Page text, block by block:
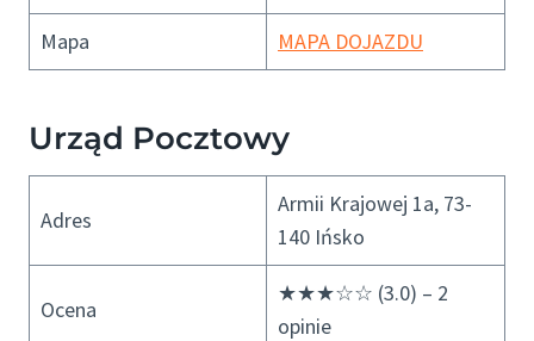
Mapa MAPA DOJAZDU
Urząd Pocztowy
Adres
Armii Krajowej 1a, 73-
140 Ińsko
Ocena
★★★☆☆ (3.0) – 2
opinie